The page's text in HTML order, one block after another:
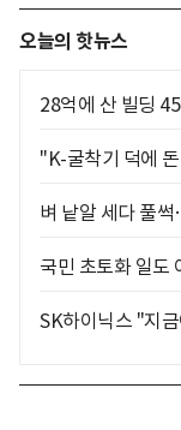
오늘의 핫뉴스
28억에 산 빌딩
"K-굴착기 덕에
벼 낱알 세다 풀
국민 초토화 일
SK하이닉스 "지